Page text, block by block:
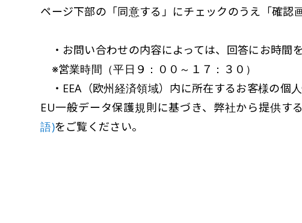
ページ下部の「同意する」にチェックのうえ「確認
・お問い合わせの内容によっては、回答にお時間
※営業時間（平日９：００～１７：３０）
・EEA（欧州経済領域）内に所在するお客様の個人
EU一般データ保護規則に基づき、弊社から提供す
語)をご覧ください。